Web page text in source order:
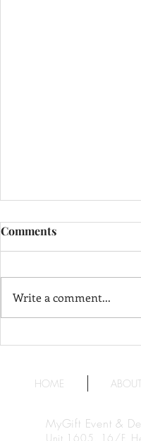
Comments
Write a comment...
HOME ABOUT
MyGift Event &
Unit 1605, 16/F,